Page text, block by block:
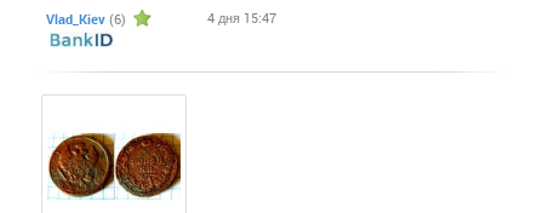
Vlad_Kiev (6) 4 дня 15:47